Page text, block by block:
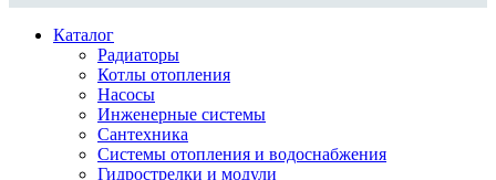
Каталог
Радиаторы
Котлы отопления
Насосы
Инженерные системы
Сантехника
Системы отопления и водоснабжения
Гидрострелки и модули